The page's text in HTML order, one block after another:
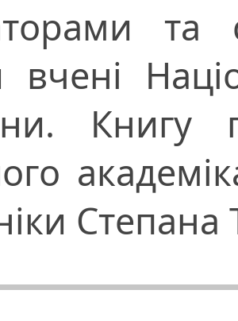
вчені
Книгу